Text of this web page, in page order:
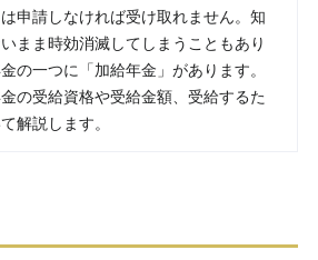
申請しなければ受け取れません。知
まま時効消滅してしまうこともあり
の一つに「加給年金」があります。
の受給資格や受給金額、受給するた
解説します。